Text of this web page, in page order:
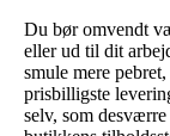
Du bør omvendt
eller ud til dit
smule mere
prisbilligste
selv, som